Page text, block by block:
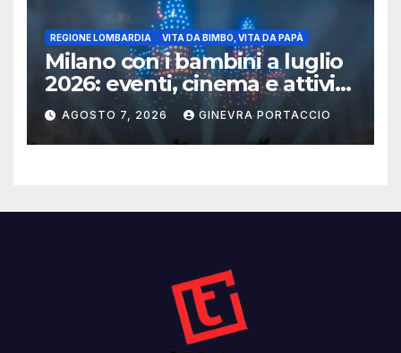
REGIONE LOMBARDIA VITA DA BIMBO, VITA DA PAPÀ
Milano con i bambini a luglio
2026: eventi, cinema e attività
per famiglie
AGOSTO 7, 2026 GINEVRA PORTACCIO